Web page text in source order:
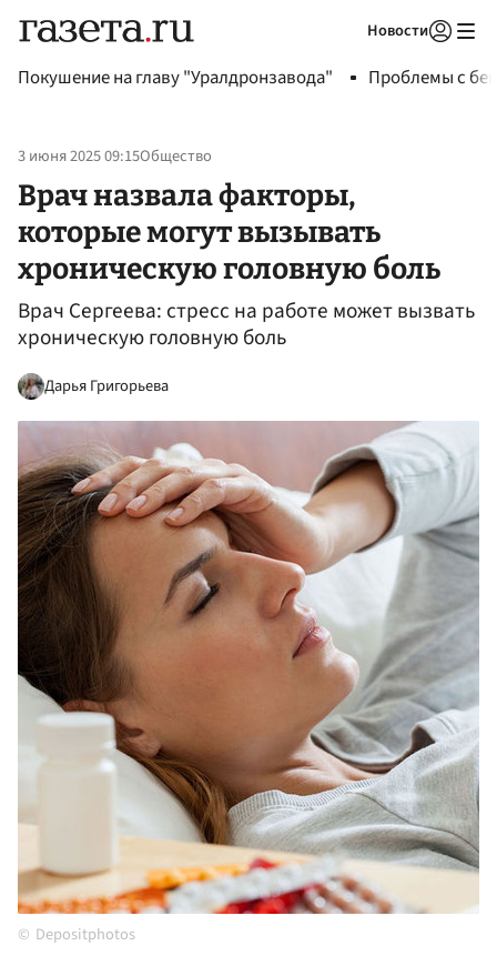
Новости
Покушение на главу "Уралдронзавода" Проблемы с
3 июня 2025 09:15Общество
Врач назвала факторы,
которые могут вызывать
хроническую головную боль
Врач Сергеева: стресс на работе может вызвать
хроническую головную боль
Дарья Григорьева
Depositphotos